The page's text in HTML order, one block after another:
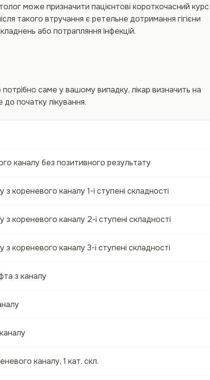
може призначити пацієнтові короткочасний курс
такого втручання є ретельне дотримання гігієни
або потрапляння інфекцій.
саме у вашому випадку, лікар визначить на
початку лікування.
каналу без позитивного результату
кореневого каналу 1-ї ступені складності
кореневого каналу 2-ї ступені складності
кореневого каналу 3-ї ступені складності
з каналу
каналу, 1 кат. скл.